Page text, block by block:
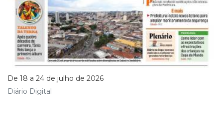
De 18 a 24 de julho de 2026
Diário Digital